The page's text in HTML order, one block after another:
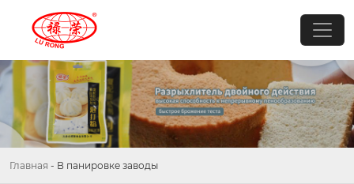
Главная - В панировке заводы